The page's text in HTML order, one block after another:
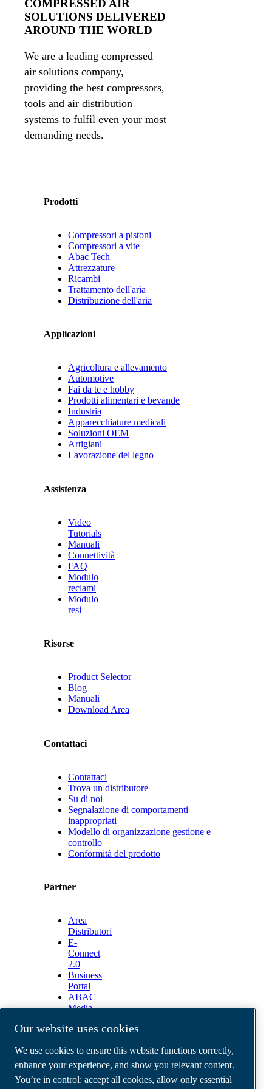
COMPRESSED AIR
SOLUTIONS DELIVERED
AROUND THE WORLD
We are a leading compressed
air solutions company,
providing the best compressors,
tools and air distribution
systems to fulfil even your most
demanding needs.
Prodotti
Compressori a pistoni
Compressori a vite
Abac Tech
Attrezzature
Ricambi
Trattamento dell'aria
Distribuzione dell'aria
Applicazioni
Agricoltura e allevamento
Automotive
Fai da te e hobby
Prodotti alimentari e bevande
Industria
Apparecchiature medicali
Soluzioni OEM
Artigiani
Lavorazione del legno
Assistenza
Video
Tutorials
Manuali
Connettività
FAQ
Modulo
reclami
Modulo
resi
Risorse
Product Selector
Blog
Manuali
Download Area
Contattaci
Contattaci
Trova un distributore
Su di noi
Segnalazione di comportamenti
inappropriati
Modello di organizzazione gestione e
controllo
Conformità del prodotto
Partner
Area
Distributori
E-
Connect
2.0
Business
Portal
ABAC
Media
Legal & Privacy Notices
Order return form
Order claim form
Our website uses cookies
We use cookies to ensure this website functions correctly,
enhance your experience, and show you relevant content.
You’re in control: accept all cookies, allow only essential